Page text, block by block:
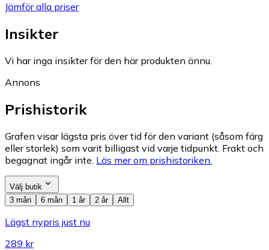
Jämför alla priser
Insikter
Vi har inga insikter för den här produkten ännu.
Annons
Prishistorik
Grafen visar lägsta pris över tid för den variant (såsom färg
eller storlek) som varit billigast vid varje tidpunkt. Frakt och
begagnat ingår inte. Läs mer om prishistoriken.
Välj butik
3 mån
6 mån 1 år 2 år Allt
Lägst nypris just nu
289 kr